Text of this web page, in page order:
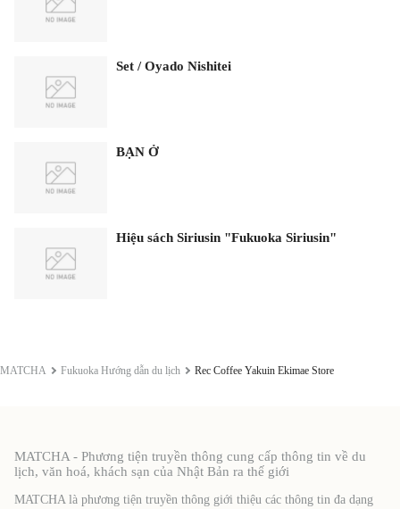
Set / Oyado Nishitei
BẠN Ở
Hiệu sách Siriusin "Fukuoka Siriusin"
MATCHA Fukuoka Hướng dẫn du lịch Rec Coffee Yakuin Ekimae Store
MATCHA - Phương tiện truyền thông cung cấp thông tin về du
lịch, văn hoá, khách sạn của Nhật Bản ra thế giới
MATCHA là phương tiện truyền thông giới thiệu các thông tin đa dạng